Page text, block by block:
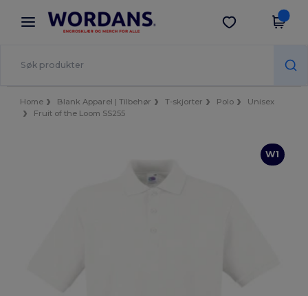
× Wordans-app
Bedre priser i appen!
Last ned app
Home Blank Apparel | Tilbehør T-skjorter Polo
Unisex
Fruit of the Loom SS255
W1